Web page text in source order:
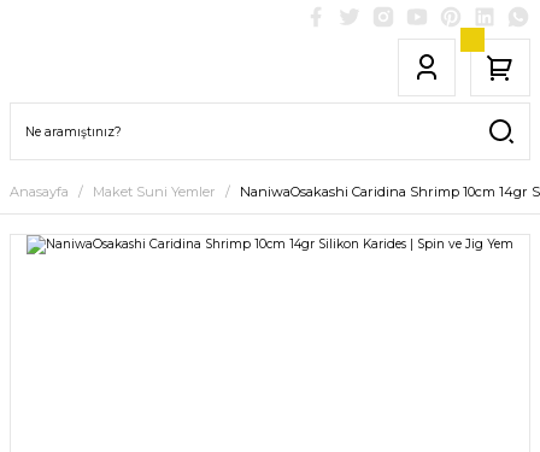
Anasayfa Maket Suni Yemler NaniwaOsakashi Caridina Shrimp 10cm 14gr